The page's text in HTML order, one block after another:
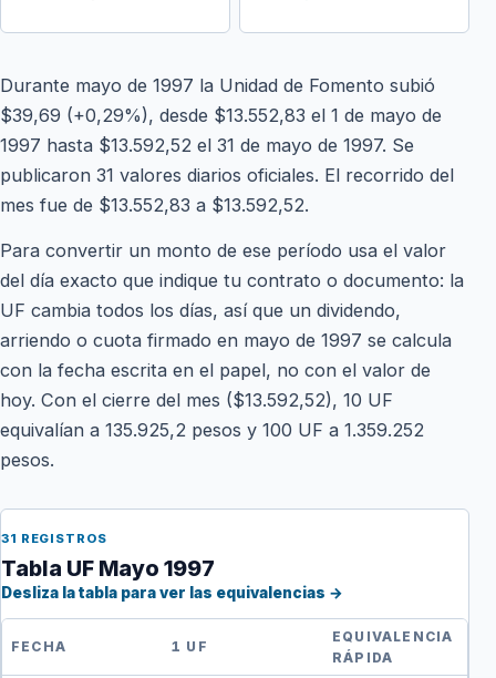
Durante mayo de 1997 la Unidad de Fomento subió
$39,69 (+0,29%), desde $13.552,83 el 1 de mayo de
1997 hasta $13.592,52 el 31 de mayo de 1997. Se
publicaron 31 valores diarios oficiales. El recorrido del
mes fue de $13.552,83 a $13.592,52.
Para convertir un monto de ese período usa el valor
del día exacto que indique tu contrato o documento: la
UF cambia todos los días, así que un dividendo,
arriendo o cuota firmado en mayo de 1997 se calcula
con la fecha escrita en el papel, no con el valor de
hoy. Con el cierre del mes ($13.592,52), 10 UF
equivalían a 135.925,2 pesos y 100 UF a 1.359.252
pesos.
31 REGISTROS
Tabla UF Mayo 1997
Desliza la tabla para ver las equivalencias →
FECHA 1 UF
EQUIVALENCIA
RÁPIDA